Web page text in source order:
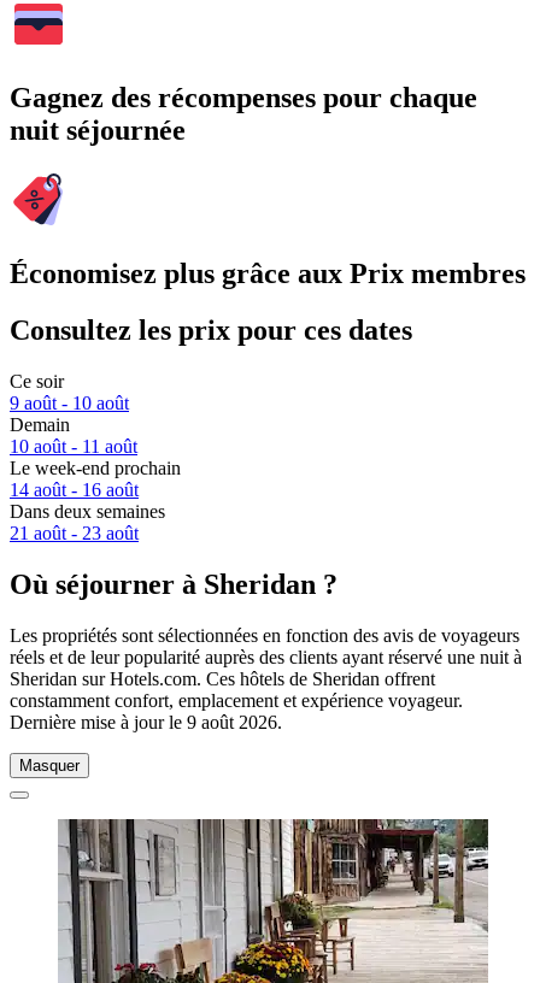
Gagnez des récompenses pour chaque
nuit séjournée
Économisez plus grâce aux Prix membres
Consultez les prix pour ces dates
Ce soir
9 août - 10 août
Demain
10 août - 11 août
Le week-end prochain
14 août - 16 août
Dans deux semaines
21 août - 23 août
Où séjourner à Sheridan ?
Les propriétés sont sélectionnées en fonction des avis de voyageurs
réels et de leur popularité auprès des clients ayant réservé une nuit à
Sheridan sur Hotels.com. Ces hôtels de Sheridan offrent
constamment confort, emplacement et expérience voyageur.
Dernière mise à jour le 9 août 2026.
Masquer